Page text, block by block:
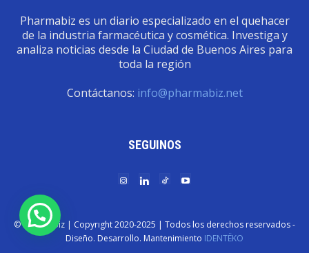
Pharmabiz es un diario especializado en el quehacer
de la industria farmacéutica y cosmética. Investiga y
analiza noticias desde la Ciudad de Buenos Aires para
toda la región
Contáctanos: info@pharmabiz.net
SEGUINOS
© Pharmabiz | Copyrıght 2020-2025 | Todos los derechos reservados -
Diseño. Desarrollo. Mantenimiento IDENTËKO